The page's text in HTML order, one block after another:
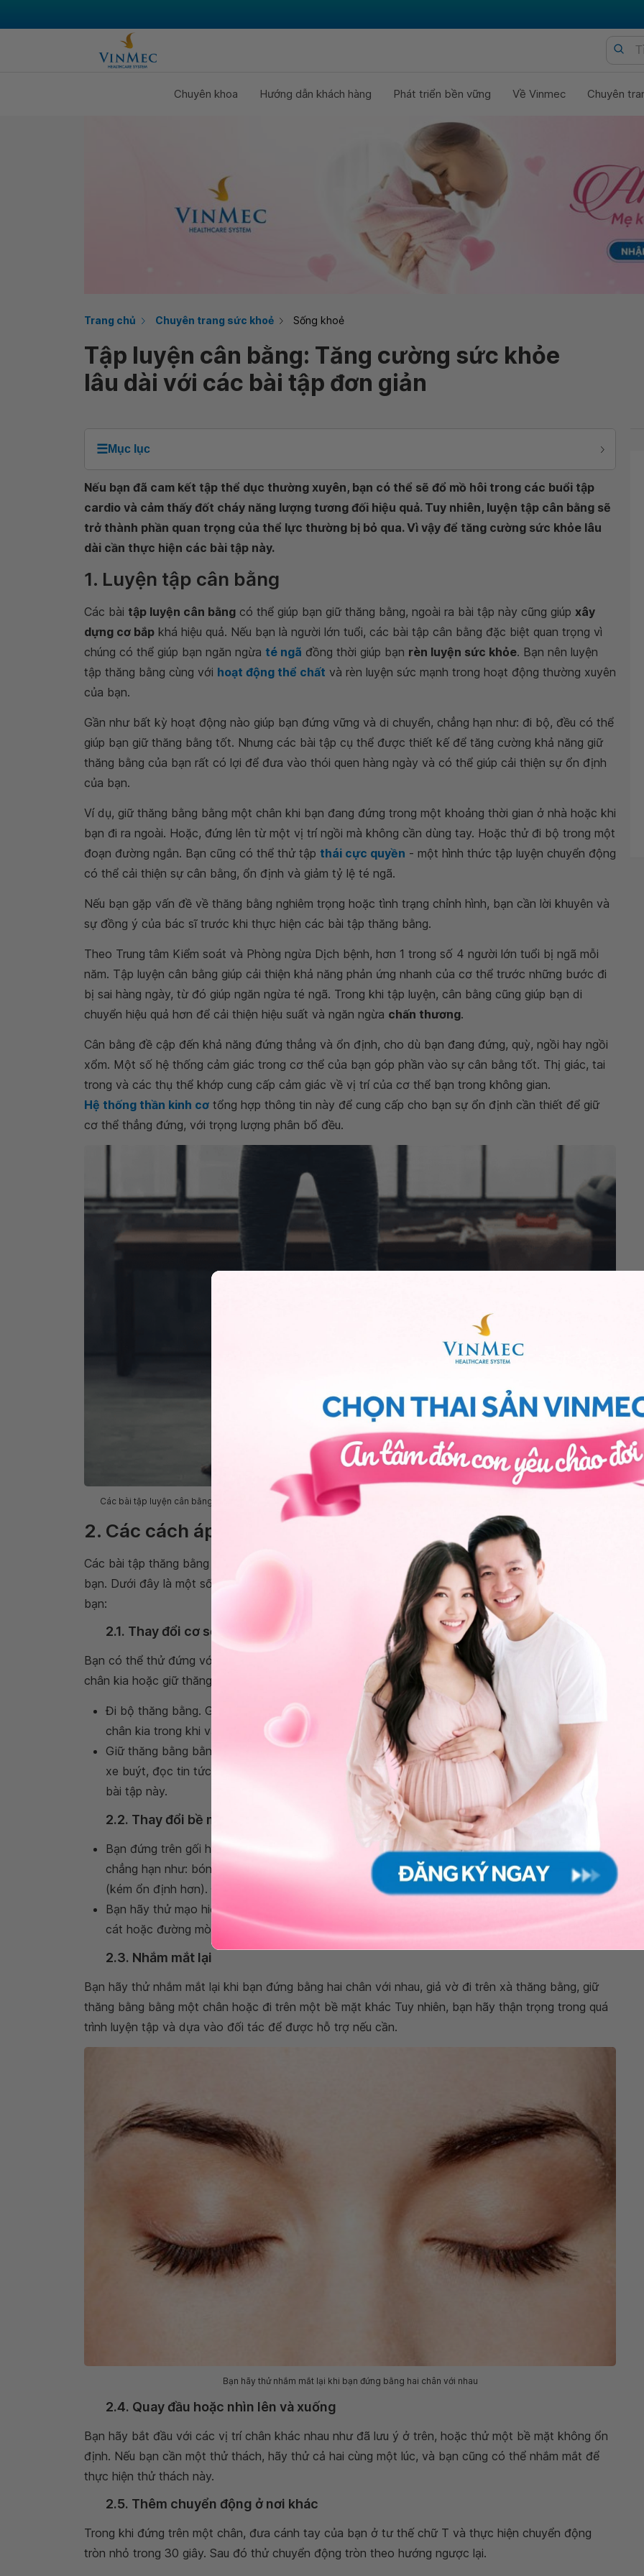
Chuyên khoa Hướng dẫn khách hàng Phát triển bền vững Về Vinmec Chuyên
Trang chủ Chuyên trang sức khoẻ Sống khoẻ
Tập luyện cân bằng: Tăng cường sức khỏe
lâu dài với các bài tập đơn giản
☰Mục lục
Nếu bạn đã cam kết tập thể dục thường xuyên, bạn có thể sẽ đổ mồ hôi trong các buổi tập
cardio và cảm thấy đốt cháy năng lượng tương đối hiệu quả. Tuy nhiên, luyện tập cân bằng sẽ
trở thành phần quan trọng của thể lực thường bị bỏ qua. Vì vậy để tăng cường sức khỏe lâu
dài cần thực hiện các bài tập này.
1. Luyện tập cân bằng
Các bài tập luyện cân bằng có thể giúp bạn giữ thăng bằng, ngoài ra bài tập này cũng giúp xây
dựng cơ bắp khá hiệu quả. Nếu bạn là người lớn tuổi, các bài tập cân bằng đặc biệt quan trọng vì
chúng có thể giúp bạn ngăn ngừa té ngã đồng thời giúp bạn rèn luyện sức khỏe. Bạn nên luyện
tập thăng bằng cùng với hoạt động thể chất và rèn luyện sức mạnh trong hoạt động thường xuyên
của bạn.
Gần như bất kỳ hoạt động nào giúp bạn đứng vững và di chuyển, chẳng hạn như: đi bộ, đều có thể
giúp bạn giữ thăng bằng tốt. Nhưng các bài tập cụ thể được thiết kế để tăng cường khả năng giữ
thăng bằng của bạn rất có lợi để đưa vào thói quen hàng ngày và có thể giúp cải thiện sự ổn định
của bạn.
Ví dụ, giữ thăng bằng bằng một chân khi bạn đang đứng trong một khoảng thời gian ở nhà hoặc khi
bạn đi ra ngoài. Hoặc, đứng lên từ một vị trí ngồi mà không cần dùng tay. Hoặc thử đi bộ trong một
đoạn đường ngắn. Bạn cũng có thể thử tập thái cực quyền - một hình thức tập luyện chuyển động
có thể cải thiện sự cân bằng, ổn định và giảm tỷ lệ té ngã.
Nếu bạn gặp vấn đề về thăng bằng nghiêm trọng hoặc tình trạng chỉnh hình, bạn cần lời khuyên và
sự đồng ý của bác sĩ trước khi thực hiện các bài tập thăng bằng.
Theo Trung tâm Kiểm soát và Phòng ngừa Dịch bệnh, hơn 1 trong số 4 người lớn tuổi bị ngã mỗi
năm. Tập luyện cân bằng giúp cải thiện khả năng phản ứng nhanh của cơ thể trước những bước đi
bị sai hàng ngày, từ đó giúp ngăn ngừa té ngã. Trong khi tập luyện, cân bằng cũng giúp bạn di
chuyển hiệu quả hơn để cải thiện hiệu suất và ngăn ngừa chấn thương.
Cân bằng đề cập đến khả năng đứng thẳng và ổn định, cho dù bạn đang đứng, quỳ, ngồi hay ngồi
xổm. Một số hệ thống cảm giác trong cơ thể của bạn góp phần vào sự cân bằng tốt. Thị giác, tai
trong và các thụ thể khớp cung cấp cảm giác về vị trí của cơ thể bạn trong không gian.
Hệ thống thần kinh cơ tổng hợp thông tin này để cung cấp cho bạn sự ổn định cần thiết để giữ
cơ thể thẳng đứng, với trọng lượng phân bổ đều.
Các bài tập luyện cân bằng có thể giúp bạn giữ thăng bằng, ngoài ra bài tập này cũng giúp xây dựng cơ bắp khá hiệu quả
2. Các cách áp dụng luyện tập cân bằng
Các bài tập thăng bằng có thể rèn luyện và củng cố hệ thống thần kinh cơ và tăng sự ổn định của
bạn. Dưới đây là một số cách để kết hợp các hoạt động cân bằng vào hoạt động hàng ngày của
bạn:
2.1. Thay đổi cơ sở hỗ trợ của bạn
Bạn có thể thử đứng với hai chân gần nhau hơn, đi bộ bằng cách đặt một chân trực tiếp lên trước
chân kia hoặc giữ thăng bằng trên một chân.
Đi bộ thăng bằng. Giả vờ như bạn đang ở trên một chiếc xà thăng bằng và đi một chân trước
chân kia trong khi vẫn giữ thăng bằng.
Giữ thăng bằng bằng một chân bất kỳ cơ hội nào bạn có được: xem quảng cáo trên TV, chờ
xe buýt, đọc tin tức. Bạn nên tìm kiếm cơ hội hoặc thời gian rảnh rỗi hàng ngày để thực hành
bài tập này.
2.2. Thay đổi bề mặt của bạn
Bạn đứng trên gối hoặc thảm, đệm xốp hoặc đĩa, tiến dần đến các bề mặt kém ổn định hơn,
chẳng hạn như: bóng thăng bằng , mặt phẳng hướng xuống (ổn định hơn) hoặc hướng lên
(kém ổn định hơn). Đứng với hai chân gần nhau hoặc bằng một chân nếu bạn có thể.
Bạn hãy thử mạo hiểm đi bộ trên những địa hình có thể thay đổi, chẳng hạn như bãi biển đầy
cát hoặc đường mòn đi bộ đường dài.
2.3. Nhắm mắt lại
Bạn hãy thử nhắm mắt lại khi bạn đứng bằng hai chân với nhau, giả vờ đi trên xà thăng bằng, giữ
thăng bằng bằng một chân hoặc đi trên một bề mặt khác Tuy nhiên, bạn hãy thận trọng trong quá
trình luyện tập và dựa vào đối tác để được hỗ trợ nếu cần.
Bạn hãy thử nhắm mắt lại khi bạn đứng bằng hai chân với nhau
2.4. Quay đầu hoặc nhìn lên và xuống
Bạn hãy bắt đầu với các vị trí chân khác nhau như đã lưu ý ở trên, hoặc thử một bề mặt không ổn
định. Nếu bạn cần một thử thách, hãy thử cả hai cùng một lúc, và bạn cũng có thể nhắm mắt để
thực hiện thử thách này.
2.5. Thêm chuyển động ở nơi khác
Trong khi đứng trên một chân, đưa cánh tay của bạn ở tư thế chữ T và thực hiện chuyển động
tròn nhỏ trong 30 giây. Sau đó thử chuyển động tròn theo hướng ngược lại.